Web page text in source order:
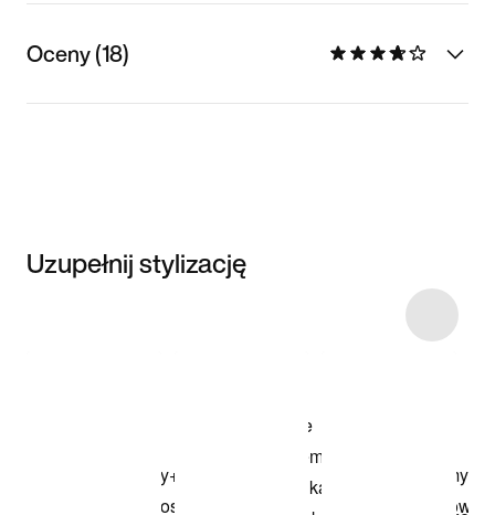
Oceny (18)
Uzupełnij stylizację